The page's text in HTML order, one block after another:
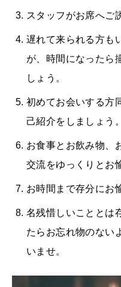
スタッフがお席へご
遅れて来られる方も
が、時間になったら
しょう。
初めてお会いする方
己紹介をしましょう。
お食事とお飲み物、
交流をゆっくりとお
お時間まで存分にお
名残惜しいこととは
たらお忘れ物のない
いませ。